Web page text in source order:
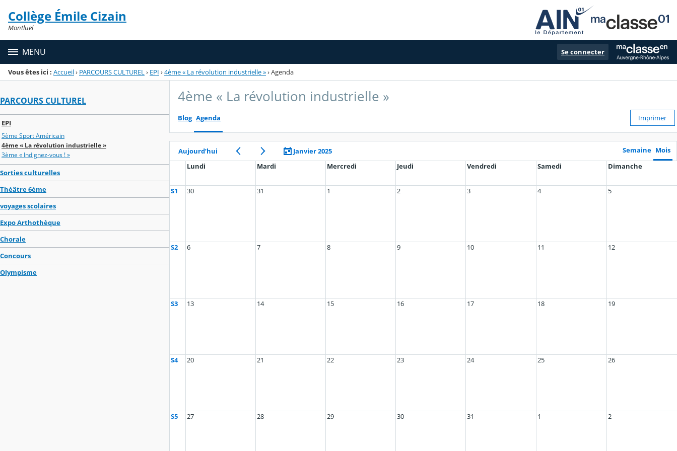
Menu de la rubrique
Contenu
Collège Émile Cizain
Montluel
MENU Se connecter
Vous êtes ici : Accueil› PARCOURS CULTUREL› EPI ›4ème « La révolution industrielle »›Agenda
PARCOURS CULTUREL
EPI
5ème Sport Américain
4ème « La révolution industrielle »
3ème « Indignez-vous ! »
Sorties culturelles
Théâtre 6ème
voyages scolaires
Expo Arthothèque
Chorale
Concours
Olympisme
4ème « La révolution industrielle »
Blog Agenda Imprimer
Aujourd’hui Janvier 2025 Semaine Mois
Lundi
Mardi Mercredi Jeudi Vendredi Samedi Dimanche
S1 30 31 1 2 3 4 5
S2 6 7 8 9 10 11 12
S3 13 14 15 16 17 18 19
S4 20 21 22 23 24 25 26
S5 27 28 29 30 31 1 2